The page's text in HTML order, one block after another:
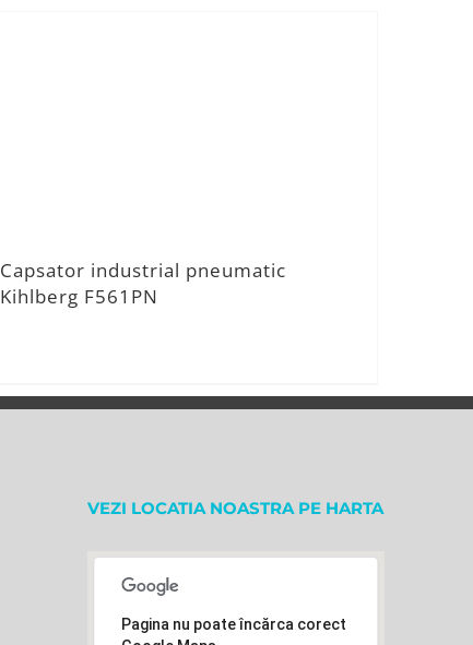
Capsator industrial pneumatic
Kihlberg F561PN
VEZI LOCATIA NOASTRA PE HARTA
Pagina nu poate încărca corect